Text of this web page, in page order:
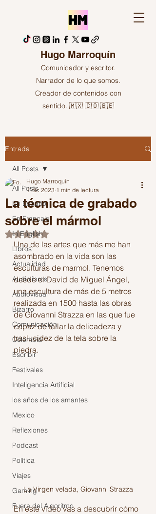
Hugo Marroquín
Comunicador y escritor.
Narrador de lo que somos.
Creador de contenidos con
sentido. 🇲🇽 🇨🇴 🇧🇪
Entrada
All Posts
En Español
En Français
In English
Libros
Actualidad
Audiolibros
Audiovisual
Bizarro
Comunicación
Colombia
Escribir
Festivales
Inteligencia Artificial
los años de los amantes
Mexico
Reflexiones
Podcast
Política
Viajes
Gaming
Fuera del Algoritmo
All Posts
La técnica de grabado
sobre el mármol
Hugo Marroquin
1 dic 2023 1 min de lectura
Obtuvo NaN de 5 estrellas.
Una de las artes que más me han
asombrado en la vida son las
esculturas de marmol. Tenemos
desde el David de Miguel Ángel,
una escultura de más de 5 metros
realizada en 1500 hasta las obras
de Giovanni Strazza en las que fue
capaz de tallar la delicadeza y
traslucidez de la tela sobre la
piedra.
La Virgen velada, Giovanni Strazza
En este video vas a descubrir cómo